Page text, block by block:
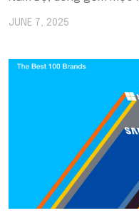
JUNE 7, 2025